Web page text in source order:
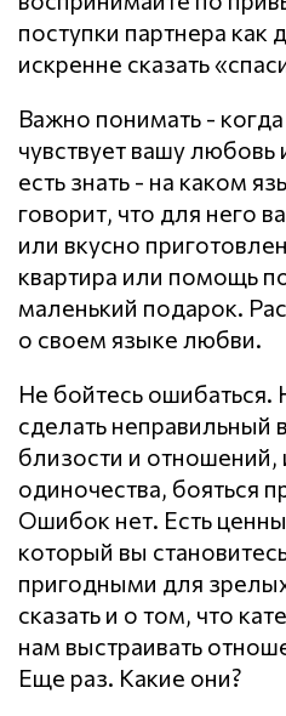
поступки партнера
искренне сказать
Важно понимать -
чувствует вашу любовь
есть знать - на каком
говорит, что для него
или вкусно
квартира или помощь
маленький подарок.
о своем языке любви.
Не бойтесь ошибаться.
сделать неправильный
близости и отношений,
одиночества, бояться
Ошибок нет. Есть
который вы
пригодными для
сказать и о том, что
нам выстраивать
Еще раз. Какие они?